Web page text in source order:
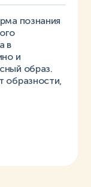
познания
в
и
образ.
образности,